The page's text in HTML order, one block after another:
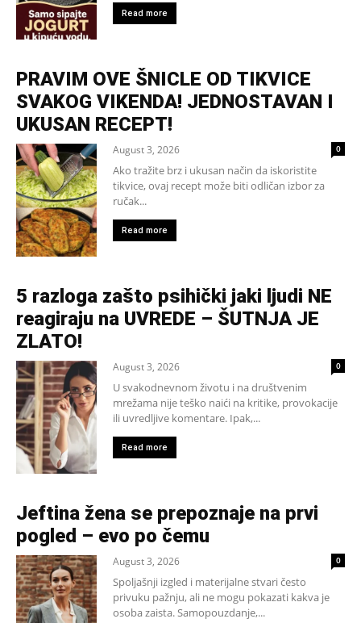
Read more
PRAVIM OVE ŠNICLE OD TIKVICE
SVAKOG VIKENDA! JEDNOSTAVAN I
UKUSAN RECEPT!
August 3, 2026 0
Ako tražite brz i ukusan način da iskoristite
tikvice, ovaj recept može biti odličan izbor za
ručak...
Read more
5 razloga zašto psihički jaki ljudi NE
reagiraju na UVREDE – ŠUTNJA JE
ZLATO!
August 3, 2026 0
U svakodnevnom životu i na društvenim
mrežama nije teško naići na kritike, provokacije
ili uvredljive komentare. Ipak,...
Read more
Jeftina žena se prepoznaje na prvi
pogled – evo po čemu
August 3, 2026 0
Spoljašnji izgled i materijalne stvari često
privuku pažnju, ali ne mogu pokazati kakva je
osoba zaista. Samopouzdanje,...